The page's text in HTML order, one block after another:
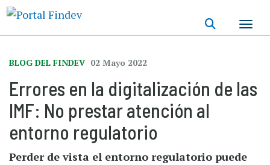
principal
BLOG DEL FINDEV 02 Mayo 2022
Errores en la digitalización de las
IMF: No prestar atención al
entorno regulatorio
Perder de vista el entorno regulatorio puede